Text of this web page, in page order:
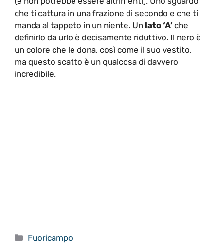
che ti cattura in una frazione di secondo e che ti
manda al tappeto in un niente. Un lato ‘A’ che
definirlo da urlo è decisamente riduttivo. Il nero è
un colore che le dona, così come il suo vestito,
ma questo scatto è un qualcosa di davvero
incredibile.
Categorie
Fuoricampo